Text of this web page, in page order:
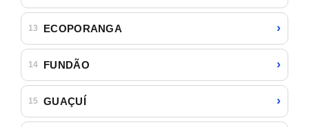
13 ECOPORANGA ›
14 FUNDÃO ›
15 GUAÇUÍ ›